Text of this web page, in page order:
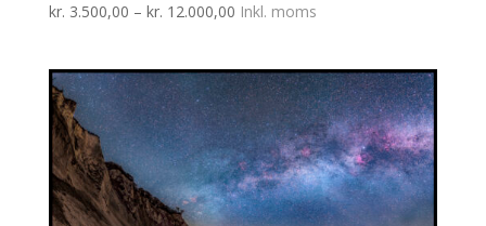
kr. 3.500,00 – kr. 12.000,00Prisinterval:
kr. 12.000,00
Inkl. moms